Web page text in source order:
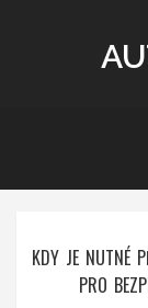
KDY JE NUTNÉ
PRO